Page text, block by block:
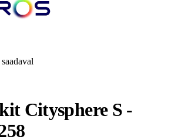
Citysphere S -